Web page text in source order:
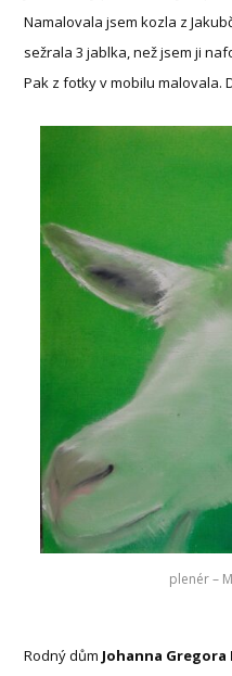
Namalovala jsem kozla z
sežrala 3 jablka, než jsem ji
Pak z fotky v mobilu malovala.
plenér –
Rodný dům Johanna Gregora